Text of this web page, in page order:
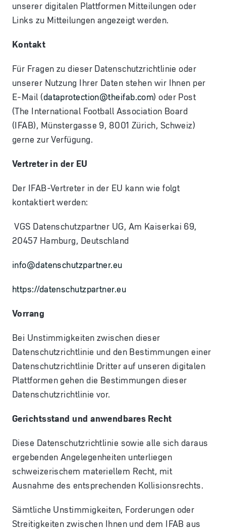
unserer digitalen Plattformen Mitteilungen oder
Links zu Mitteilungen angezeigt werden.
Kontakt
Für Fragen zu dieser Datenschutzrichtlinie oder
unserer Nutzung Ihrer Daten stehen wir Ihnen per
E-Mail (dataprotection@theifab.com) oder Post
(The International Football Association Board
(IFAB), Münstergasse 9, 8001 Zürich, Schweiz)
gerne zur Verfügung.
Vertreter in der EU
Der IFAB-Vertreter in der EU kann wie folgt
kontaktiert werden:
VGS Datenschutzpartner UG, Am Kaiserkai 69,
20457 Hamburg, Deutschland
info@datenschutzpartner.eu
https://datenschutzpartner.eu
Vorrang
Bei Unstimmigkeiten zwischen dieser
Datenschutzrichtlinie und den Bestimmungen einer
Datenschutzrichtlinie Dritter auf unseren digitalen
Plattformen gehen die Bestimmungen dieser
Datenschutzrichtlinie vor.
Gerichtsstand und anwendbares Recht
Diese Datenschutzrichtlinie sowie alle sich daraus
ergebenden Angelegenheiten unterliegen
schweizerischem materiellem Recht, mit
Ausnahme des entsprechenden Kollisionsrechts.
Sämtliche Unstimmigkeiten, Forderungen oder
Streitigkeiten zwischen Ihnen und dem IFAB aus